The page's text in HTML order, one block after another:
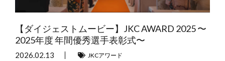
【ダイジェストムービー】JKC AWARD 2025 〜
2025年度 年間優秀選手表彰式〜
2026.02.13 JKCアワード